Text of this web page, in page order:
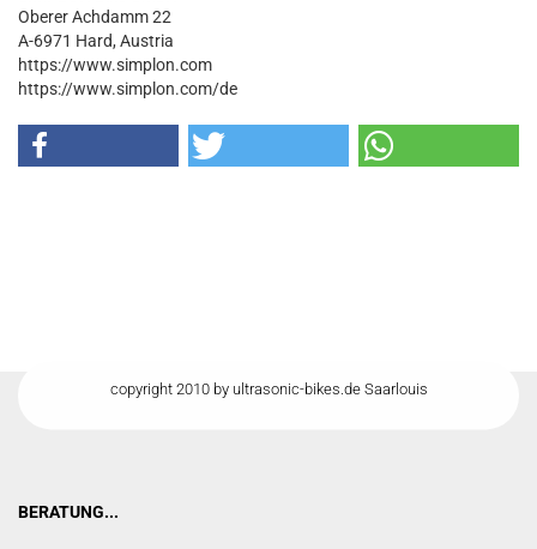
Oberer Achdamm 22
A-6971 Hard, Austria
https://www.simplon.com
https://www.simplon.com/de
copyright 2010 by ultrasonic-bikes.de Saarlouis
BERATUNG...